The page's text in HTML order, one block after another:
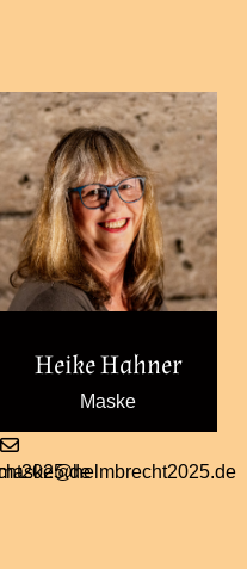
Heike Hahner
Maske